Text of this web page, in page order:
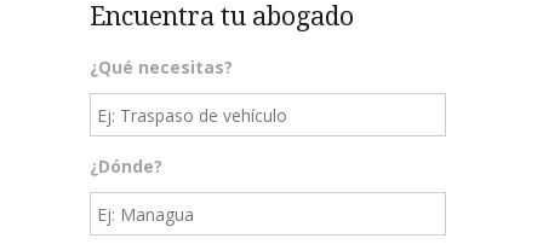
Encuentra tu abogado
¿Qué necesitas?
¿Dónde?